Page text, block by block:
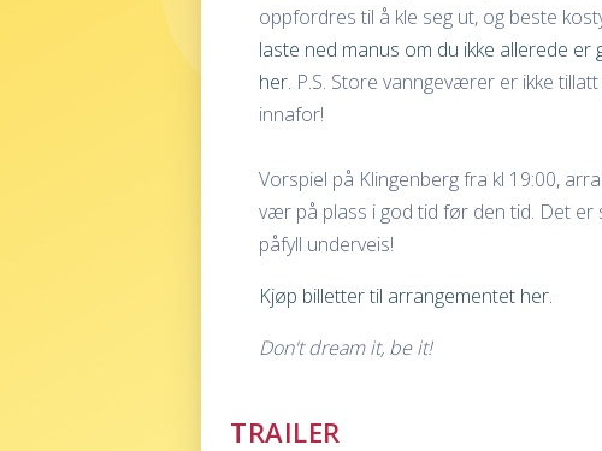
oppfordres til å kle seg ut, og beste
laste ned manus om du ikke allerede
her. P.S. Store vanngeværer er ikke
innafor!
Vorspiel på Klingenberg fra kl 19:00,
vær på plass i god tid før den tid. Det er
påfyll underveis!
Kjøp billetter til arrangementet her.
Don't dream it, be it!
TRAILER